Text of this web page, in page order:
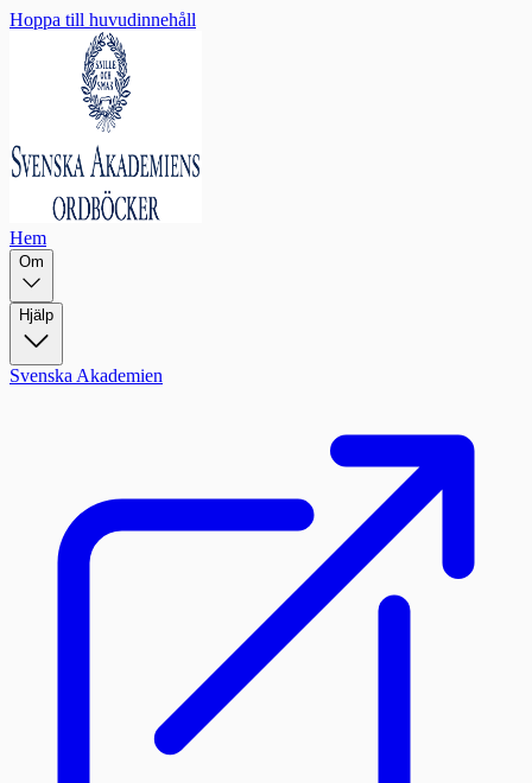
Hoppa till huvudinnehåll
Hem
Om
Hjälp
Svenska Akademien